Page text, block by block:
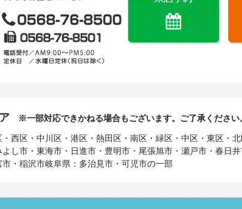
※一部対応できかねる場合もございます。ご了承ください
西区・中川区・港区・熱田区・南区・緑区・中区・東区・
し市・東海市・日進市・豊明市・尾張旭市・瀬戸市・春日
・稲沢市岐阜県：多治見市・可児市の一部